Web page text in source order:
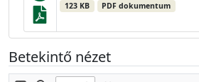
123 KB PDF dokumentum
Betekintő nézet